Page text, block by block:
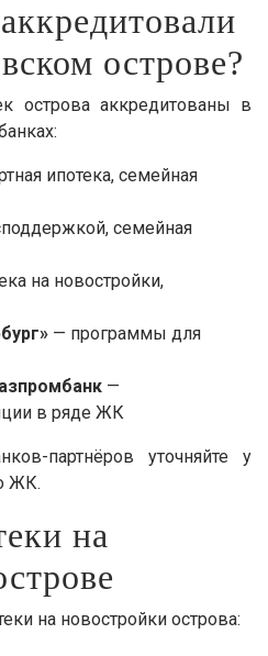
острове?
острова аккредитованы в
ипотека, семейная
семейная
на новостройки,
— программы для
—
в ряде ЖК
партнёров уточняйте у
ЖК.
на
на новостройки острова: